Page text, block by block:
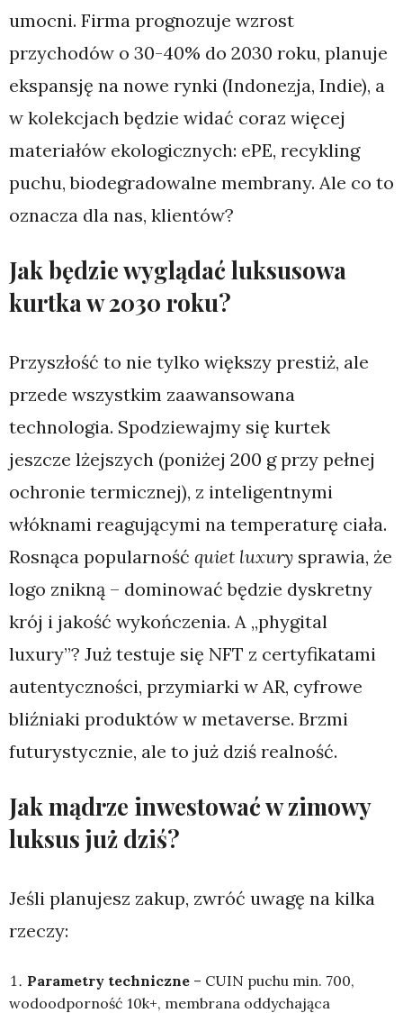
umocni. Firma prognozuje wzrost
przychodów o 30-40% do 2030 roku, planuje
ekspansję na nowe rynki (Indonezja, Indie), a
w kolekcjach będzie widać coraz więcej
materiałów ekologicznych: ePE, recykling
puchu, biodegradowalne membrany. Ale co to
oznacza dla nas, klientów?
Jak będzie wyglądać luksusowa
kurtka w 2030 roku?
Przyszłość to nie tylko większy prestiż, ale
przede wszystkim zaawansowana
technologia. Spodziewajmy się kurtek
jeszcze lżejszych (poniżej 200 g przy pełnej
ochronie termicznej), z inteligentnymi
włóknami reagującymi na temperaturę ciała.
Rosnąca popularność quiet luxury sprawia, że
logo znikną – dominować będzie dyskretny
krój i jakość wykończenia. A „phygital
luxury”? Już testuje się NFT z certyfikatami
autentyczności, przymiarki w AR, cyfrowe
bliźniaki produktów w metaverse. Brzmi
futurystycznie, ale to już dziś realność.
Jak mądrze inwestować w zimowy
luksus już dziś?
Jeśli planujesz zakup, zwróć uwagę na kilka
rzeczy:
Parametry techniczne – CUIN puchu min. 700,
wodoodporność 10k+, membrana oddychająca